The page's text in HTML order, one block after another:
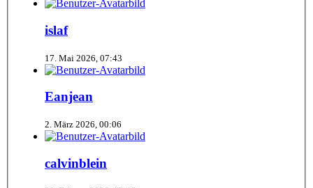
islaf
17. Mai 2026, 07:43
Eanjean
2. März 2026, 00:06
calvinblein